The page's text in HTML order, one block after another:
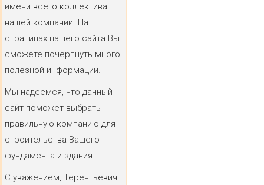
имени всего коллектива
нашей компании. На
страницах нашего сайта Вы
сможете почерпнуть много
полезной информации.
Мы надеемся, что данный
сайт поможет выбрать
правильную компанию для
строительства Вашего
фундамента и здания.
С уважением, Терентьевич